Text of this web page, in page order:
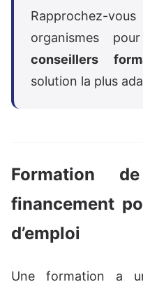
Rapprochez-
organismes pour
conseillers
solution la plus
Formation
financement
d’emploi
Une formation a